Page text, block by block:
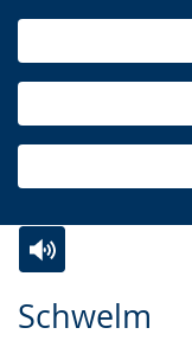
Schwelm
Leichten
Audio-
Video